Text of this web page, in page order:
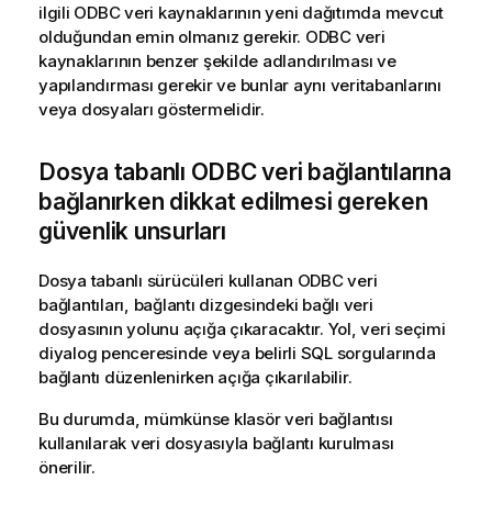
ilgili ODBCveri kaynaklarının yeni dağıtımda mevcut
olduğundan emin olmanız gerekir. ODBCveri
kaynaklarının benzer şekilde adlandırılması ve
yapılandırması gerekir ve bunlar aynı veritabanlarını
veya dosyaları göstermelidir.
Dosya tabanlı ODBCveri bağlantılarına
bağlanırken dikkat edilmesi gereken
güvenlik unsurları
Dosya tabanlı sürücüleri kullanan ODBCveri
bağlantıları, bağlantı dizgesindeki bağlı veri
dosyasının yolunu açığa çıkaracaktır. Yol, veri seçimi
diyalog penceresinde veya belirli SQLsorgularında
bağlantı düzenlenirken açığa çıkarılabilir.
Bu durumda, mümkünse klasör veri bağlantısı
kullanılarak veri dosyasıyla bağlantı kurulması
önerilir.